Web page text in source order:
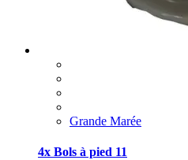
Grande Marée
4x Bols à pied 11